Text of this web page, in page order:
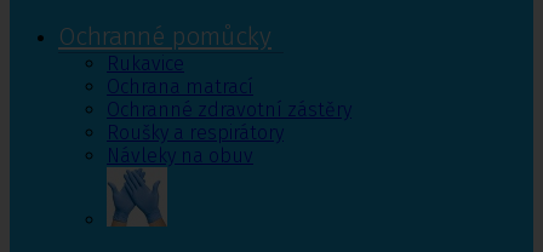
Ochranné pomůcky
Rukavice
Ochrana matrací
Ochranné zdravotní zástěry
Roušky a respirátory
Návleky na obuv